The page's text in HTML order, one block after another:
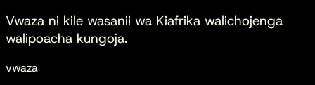
Vwaza ni kile wasanii wa Kiafrika walichojenga
walipoacha kungoja.
vwaza